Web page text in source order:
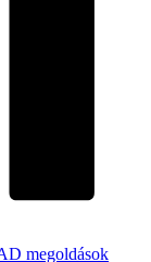
megoldások